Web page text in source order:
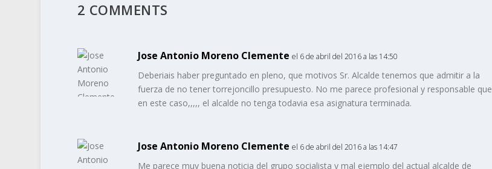
2 COMMENTS
Jose Antonio Moreno Clemente el 6 de abril del 2016 a las 14:50
Deberiais haber preguntado en pleno, que motivos Sr. Alcalde tenemos que admitir a la
fuerza de no tener torrejoncillo presupuesto. No me parece profesional y responsable que
en este caso,,,,, el alcalde no tenga todavia esa asignatura terminada.
Jose Antonio Moreno Clemente el 6 de abril del 2016 a las 14:47
Me parece muy buena noticia del grupo socialista y mal ejemplo del actual alcalde de